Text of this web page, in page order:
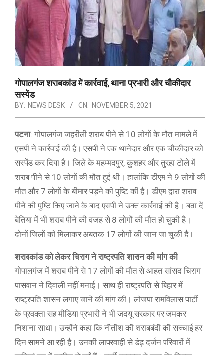
गोपालगंज शराबकांड में कार्रवाई, थाना प्रभारी और चौकीदार
सस्पेंड
BY: NEWS DESK ON: NOVEMBER 5, 2021
पटना: गोपालगंज जहरीली शराब पीने से 10 लोगों के मौत मामले में
एसपी ने कार्रवाई की है। एसपी ने एक थानेदार और एक चौकीदार को
सस्पेंड कर दिया है। जिले के महम्मदपुर, कुशहर और तुरहा टोले में
शराब पीने से 10 लोगों की मौत हुई थी। हालांकि डीएम ने 9 लोगों की
मौत और 7 लोगों के बीमार पड़ने की पुष्टि की है। डीएम द्वारा शराब
पीने की पुष्टि किए जाने के बाद एसपी ने उक्त कार्रवाई की है। बता दें
बेतिया में भी शराब पीने की वजह से 8 लोगों की मौत हो चुकी है।
दोनों जिलों को मिलाकर अबतक 17 लोगों की जान जा चुकी है।
शराबकांड को लेकर चिराग ने राष्ट्रपति शासन की मांग की
गोपालगंज में शराब पीने से 17 लोगों की मौत से आहत सांसद चिराग
पासवान ने दिवाली नहीं मनाई। साथ ही राष्ट्रपति से बिहार में
राष्ट्रपति शासन लगाए जाने की मांग की। लोजपा रामविलास पार्टी
के प्रवक्ता सह मीडिया प्रभारी ने भी जदयू सरकार पर जमकर
निशाना साधा। उन्होंने कहा कि नीतीश की शराबबंदी की सच्चाई हर
दिन सामने आ रही है। उनकी लापरवाही से डेढ़ दर्जन परिवारों में